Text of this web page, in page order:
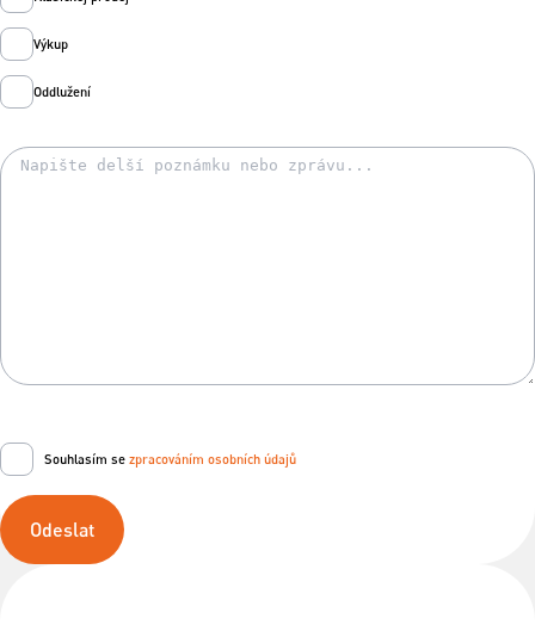
Výkup
Oddlužení
Souhlasím se zpracováním osobních údajů
Odeslat